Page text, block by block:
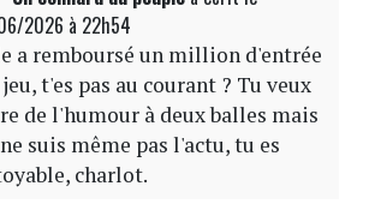
2026 à 22h54
a remboursé un million d'entrée
t'es pas au courant ? Tu veux
de l'humour à deux balles mais
suis même pas l'actu, tu es
charlot.